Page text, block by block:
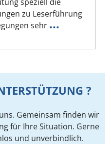
zu Leserführung
sehr ...
?
Gemeinsam finden wir
für Ihre Situation. Gerne
und unverbindlich.